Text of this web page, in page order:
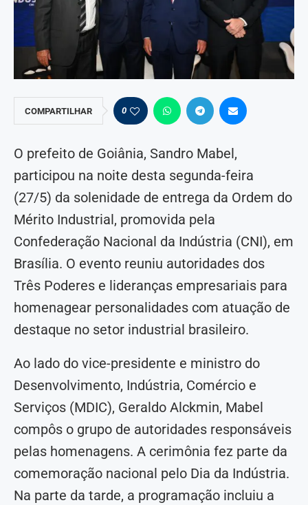
COMPARTILHAR 0
O prefeito de Goiânia, Sandro Mabel,
participou na noite desta segunda-feira
(27/5) da solenidade de entrega da Ordem do
Mérito Industrial, promovida pela
Confederação Nacional da Indústria (CNI), em
Brasília. O evento reuniu autoridades dos
Três Poderes e lideranças empresariais para
homenagear personalidades com atuação de
destaque no setor industrial brasileiro.
Ao lado do vice-presidente e ministro do
Desenvolvimento, Indústria, Comércio e
Serviços (MDIC), Geraldo Alckmin, Mabel
compôs o grupo de autoridades responsáveis
pelas homenagens. A cerimônia fez parte da
comemoração nacional pelo Dia da Indústria.
Na parte da tarde, a programação incluiu a